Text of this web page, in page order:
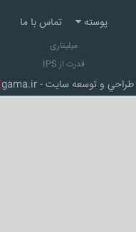
پوسته تماس با ما
میلیتاری
قدرت از IPS
طراحي و توسعه سايت - iTgama.ir